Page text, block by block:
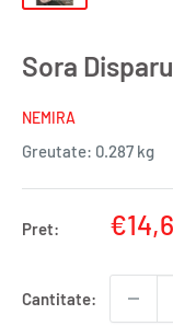
Sora
NEMIRA
Greutate: 0.287 kg
Pret:
Pret
Cantitate: